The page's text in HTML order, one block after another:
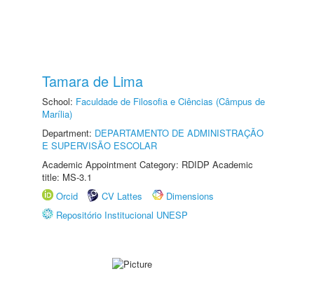
Tamara de Lima
School: Faculdade de Filosofia e Ciências (Câmpus de
Marília)
Department: DEPARTAMENTO DE ADMINISTRAÇÃO
E SUPERVISÃO ESCOLAR
Academic Appointment Category: RDIDP Academic
title: MS-3.1
Orcid
CV Lattes
Dimensions
Repositório Institucional UNESP